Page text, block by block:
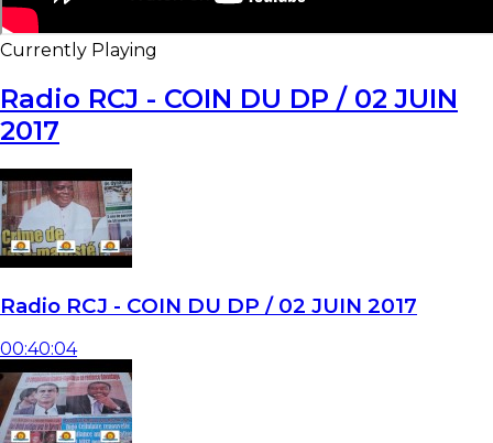
Currently Playing
Radio RCJ - COIN DU DP / 02 JUIN
2017
Radio RCJ - COIN DU DP / 02 JUIN 2017
00:40:04